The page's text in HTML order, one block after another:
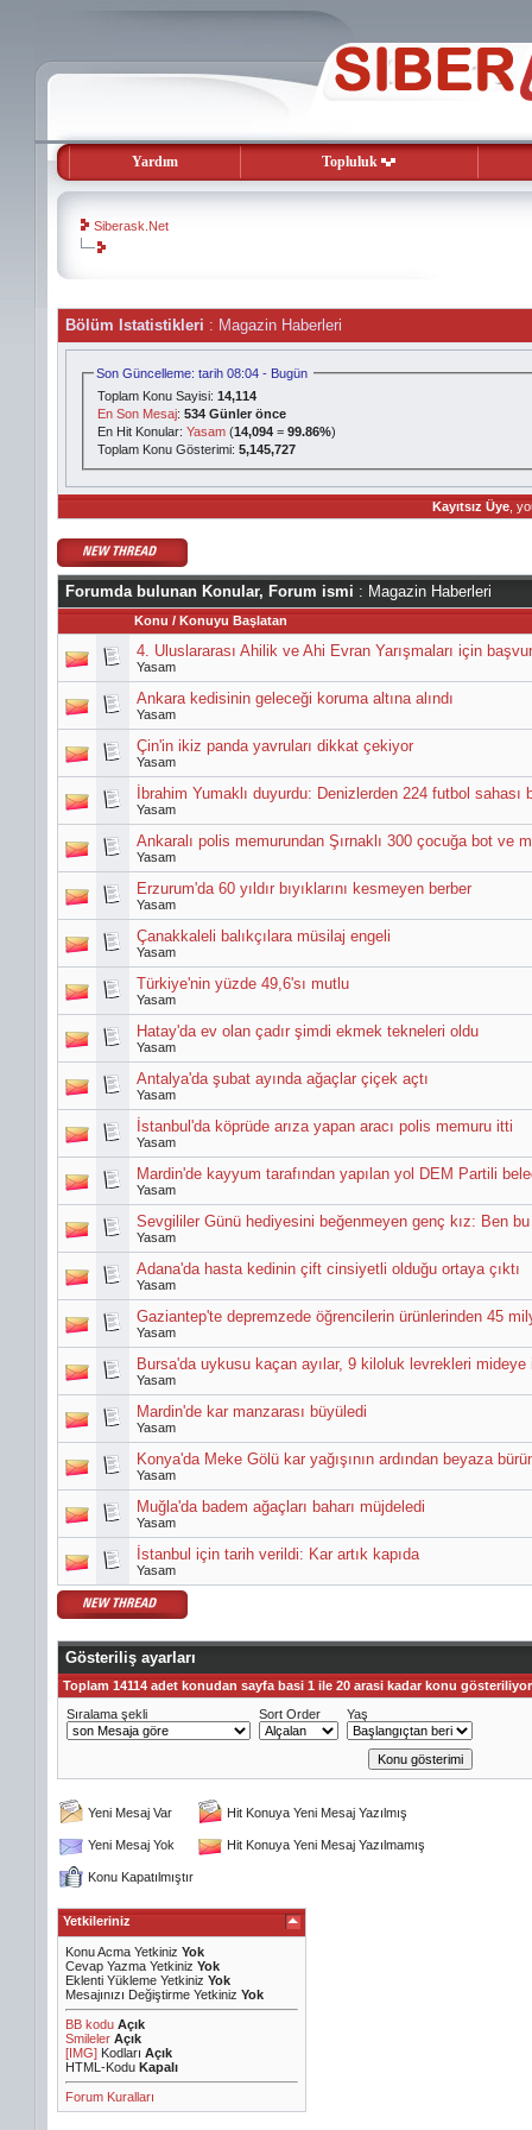
Yardım Topluluk
Siberask.Net
evooli
gaziantep
escort
gaziantep
escort
Bölüm Istatistikleri : Magazin Haberleri
Son Güncelleme: tarih 08:04 - Bugün
Toplam Konu Sayisi:14,114
En Son Mesaj:534 Günler önce
En Hit Konular:Yasam (14,094 =99.86%)
Toplam Konu Gösterimi:5,145,727
Kayıtsız Üye,
Forumda bulunan Konular, Forum ismi : Magazin Haberleri
Konu / Konuyu Başlatan
4. Uluslararası Ahilik ve Ahi Evran Yarışmaları için
Yasam
Ankara kedisinin geleceği koruma altına alındı
Yasam
Çin'in ikiz panda yavruları dikkat çekiyor
Yasam
İbrahim Yumaklı duyurdu: Denizlerden 224 futbol sahası
Yasam
Ankaralı polis memurundan Şırnaklı 300 çocuğa bot ve
Yasam
Erzurum'da 60 yıldır bıyıklarını kesmeyen berber
Yasam
Çanakkaleli balıkçılara müsilaj engeli
Yasam
Türkiye'nin yüzde 49,6'sı mutlu
Yasam
Hatay'da ev olan çadır şimdi ekmek tekneleri oldu
Yasam
Antalya'da şubat ayında ağaçlar çiçek açtı
Yasam
İstanbul'da köprüde arıza yapan aracı polis memuru itti
Yasam
Mardin'de kayyum tarafından yapılan yol DEM Partili
Yasam
Sevgililer Günü hediyesini beğenmeyen genç kız: Ben
Yasam
Adana'da hasta kedinin çift cinsiyetli olduğu ortaya çıktı
Yasam
Gaziantep'te depremzede öğrencilerin ürünlerinden 45
Yasam
Bursa'da uykusu kaçan ayılar, 9 kiloluk levrekleri mideye
Yasam
Mardin'de kar manzarası büyüledi
Yasam
Konya'da Meke Gölü kar yağışının ardından beyaza
Yasam
Muğla'da badem ağaçları baharı müjdeledi
Yasam
İstanbul için tarih verildi: Kar artık kapıda
Yasam
Gösteriliş ayarları
Toplam 14114 adet konudan sayfa basi 1 ile 20 arasi kadar konu gösteriliyor
Sıralama şekli
Sort Order Yaş
Yeni Mesaj Var Hit Konuya Yeni Mesaj Yazılmış
Yeni Mesaj Yok Hit Konuya Yeni Mesaj Yazılmamış
Konu Kapatılmıştır
Yetkileriniz
Konu Acma Yetkiniz Yok
Cevap Yazma Yetkiniz Yok
Eklenti Yükleme Yetkiniz Yok
Mesajınızı Değiştirme Yetkiniz Yok
BB kodu Açık
Smileler Açık
[IMG] Kodları Açık
HTML-Kodu Kapalı
Forum Kuralları